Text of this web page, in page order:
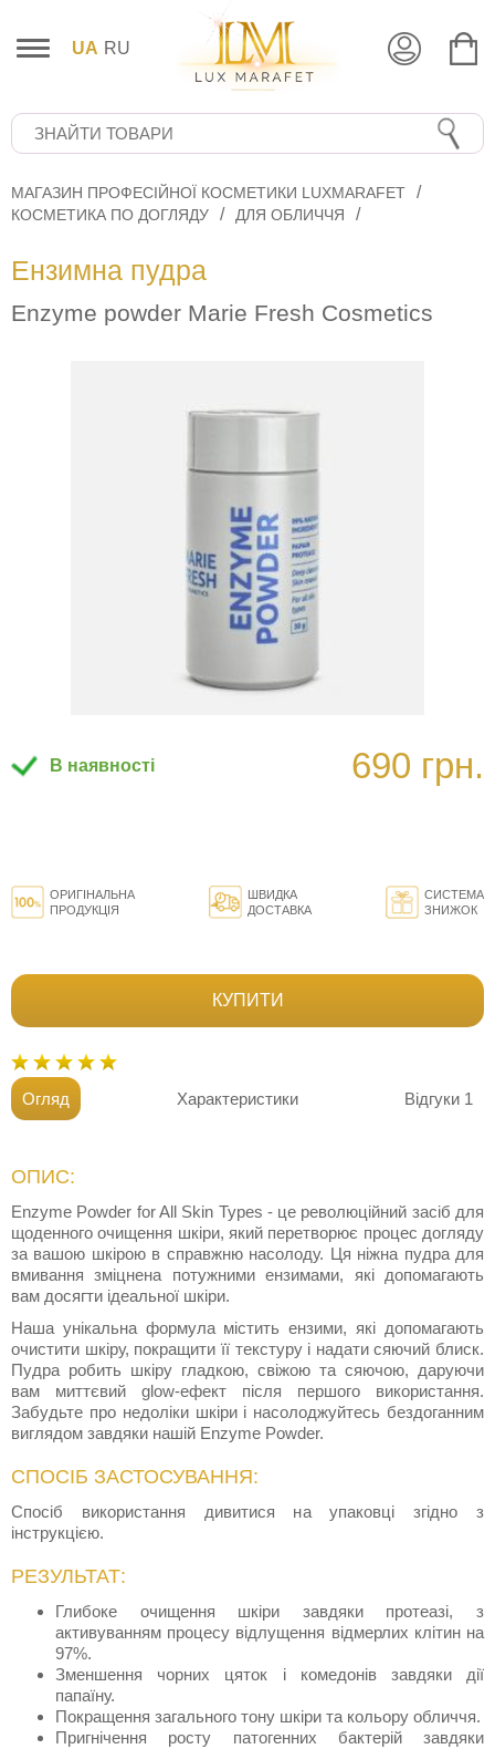
UA RU
МАГАЗИН ПРОФЕСІЙНОЇ КОСМЕТИКИ LUXMARAFET
КОСМЕТИКА ПО ДОГЛЯДУ
ДЛЯ ОБЛИЧЧЯ
Ензимна пудра
Enzyme powder Marie Fresh Cosmetics
В наявності 690 грн.
ОРИГІНАЛЬНА
ПРОДУКЦІЯ
ШВИДКА
ДОСТАВКА
СИСТЕМА
ЗНИЖОК
КУПИТИ
Огляд Характеристики Відгуки 1
ОПИС:
Enzyme Powder for All Skin Types - це революційний засіб для
щоденного очищення шкіри, який перетворює процес догляду
за вашою шкірою в справжню насолоду. Ця ніжна пудра для
вмивання зміцнена потужними ензимами, які допомагають
вам досягти ідеальної шкіри.
Наша унікальна формула містить ензими, які допомагають
очистити шкіру, покращити її текстуру і надати сяючий блиск.
Пудра робить шкіру гладкою, свіжою та сяючою, даруючи
вам миттєвий glow-ефект після першого використання.
Забудьте про недоліки шкіри і насолоджуйтесь бездоганним
виглядом завдяки нашій Enzyme Powder.
СПОСІБ ЗАСТОСУВАННЯ:
Спосіб використання дивитися на упаковці згідно з
інструкцією.
РЕЗУЛЬТАТ:
Глибоке очищення шкіри завдяки протеазі, з
активуванням процесу відлущення відмерлих клітин на
97%.
Зменшення чорних цяток і комедонів завдяки дії
папаїну.
Покращення загального тону шкіри та кольору обличчя.
Пригнічення росту патогенних бактерій завдяки